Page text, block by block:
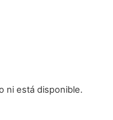
ni está disponible.